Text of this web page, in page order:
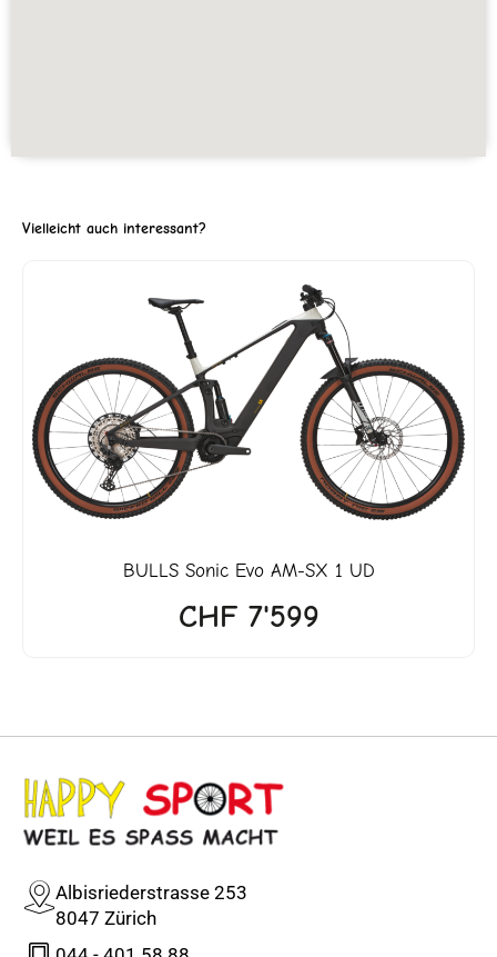
Vielleicht auch interessant?
BULLSSonic Evo AM-SX 1 UD
CHF7'599
Albisriederstrasse 253
8047 Zürich